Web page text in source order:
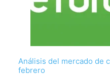
Análisis del mercado de
febrero